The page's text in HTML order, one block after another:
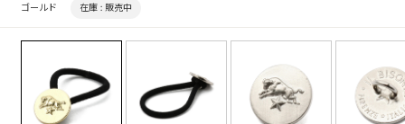
ゴールド 在庫 : 販売中